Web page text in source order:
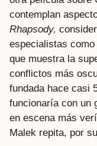
contemplan
Rhapsody,
especialistas
que muestra la
conflictos más
fundada hace casi
funcionaría con un
en escena más
Malek repita, por